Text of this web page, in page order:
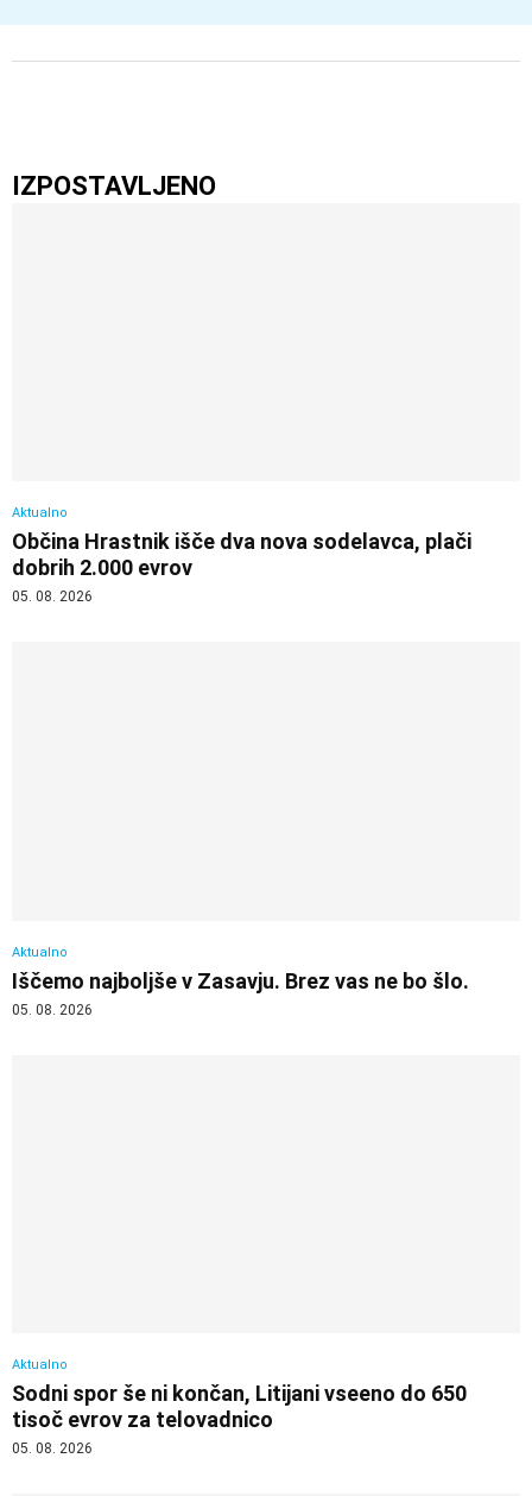
IZPOSTAVLJENO
Aktualno
Občina Hrastnik išče dva nova sodelavca, plači
dobrih 2.000 evrov
05. 08. 2026
Aktualno
Iščemo najboljše v Zasavju. Brez vas ne bo šlo.
05. 08. 2026
Aktualno
Sodni spor še ni končan, Litijani vseeno do 650
tisoč evrov za telovadnico
05. 08. 2026